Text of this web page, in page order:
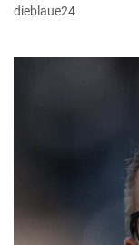
dieblaue24